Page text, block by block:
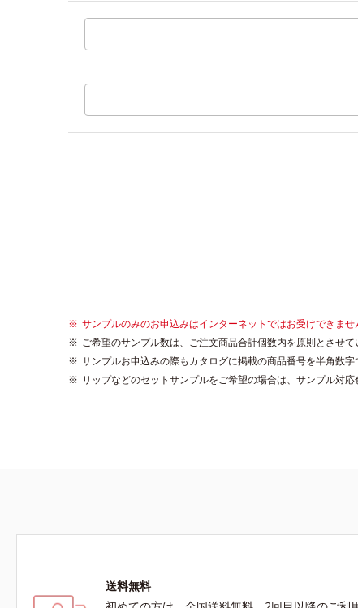
サンプルのみのお申込みはインターネットではお受けできませ
ご希望のサンプル数は、ご注文商品合計個数内を原則とさせて
サンプルお申込みの際もカタログに掲載の商品番号を半角数字
リップなどのセットサンプルをご希望の場合は、サンプル対
送料無料